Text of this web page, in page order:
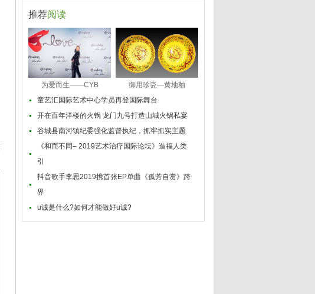
推荐阅读
为爱而生——CYB
御用珍瓷—黄地釉
童艺汇国际艺术中心学员再登国际舞台
开在百年洋楼的火锅 龙门九号打造山城火锅私宴
谷城县南河镇纪委强化监督执纪，抓牢抓实主题
《和而不同– 2019艺术治疗国际论坛》造福人类
引
抖音歌手李思2019携首张EP单曲《孤芳自赏》跨
界
u诚是什么?如何才能做好u诚?